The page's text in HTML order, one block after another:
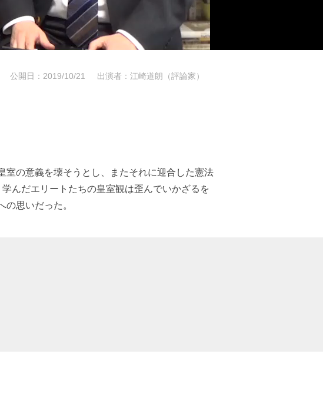
公開日：2019/10/21 出演者：江崎道朗（評論家）
の意義を壊そうとし、またそれに迎合した憲法
んだエリートたちの皇室観は歪んでいかざるを
思いだった。